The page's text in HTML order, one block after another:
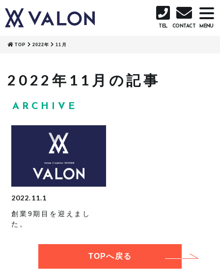
TEL CONTACT
TOP 2022年 11月
2022年11月の記事
ARCHIVE
2022.11.1
創業9期目を迎えまし
た。
TOPへ戻る